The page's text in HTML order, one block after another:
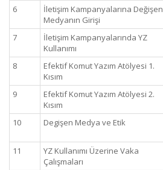
6
İletişim Kampanyalarına Değişen
Medyanın Girişi
7
İletişim Kampanyalarında YZ
Kullanımı
8
Efektif Komut Yazım Atölyesi 1.
Kısım
9
Efektif Komut Yazım Atölyesi 2.
Kısım
10 Degişen Medya ve Etik
11
YZ Kullanımı Üzerine Vaka
Çalışmaları